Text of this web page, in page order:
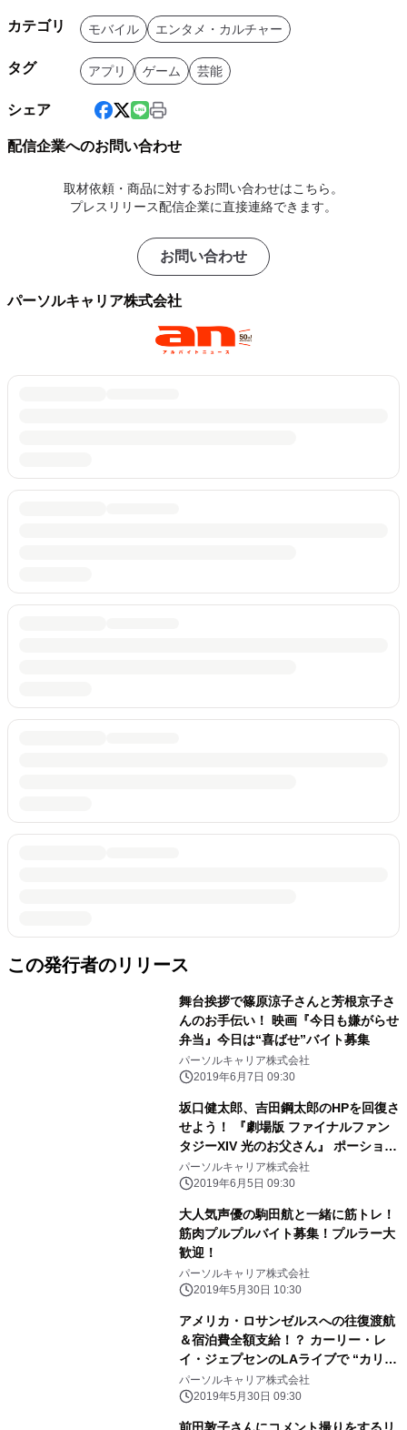
カテゴリ モバイル エンタメ・カルチャー
タグ アプリ ゲーム 芸能
シェア
配信企業へのお問い合わせ
取材依頼・商品に対するお問い合わせはこちら。
プレスリリース配信企業に直接連絡できます。
お問い合わせ
パーソルキャリア株式会社
この発行者のリリース
舞台挨拶で篠原涼子さんと芳根京子さ
んのお手伝い！ 映画『今日も嫌がらせ
弁当』今日は“喜ばせ”バイト募集
パーソルキャリア株式会社
2019年6月7日 09:30
坂口健太郎、吉田鋼太郎のHPを回復さ
せよう！ 『劇場版 ファイナルファン
タジーXIV 光のお父さん』 ポーション
お届けバイト募集！
パーソルキャリア株式会社
2019年6月5日 09:30
大人気声優の駒田航と一緒に筋トレ！
筋肉プルプルバイト募集！プルラー大
歓迎！
パーソルキャリア株式会社
2019年5月30日 10:30
アメリカ・ロサンゼルスへの往復渡航
＆宿泊費全額支給！？ カーリー・レ
イ・ジェプセンのLAライブで “カリー
差し入れバイト”大募集！！
パーソルキャリア株式会社
2019年5月30日 09:30
前田敦子さんにコメント撮りをするリ